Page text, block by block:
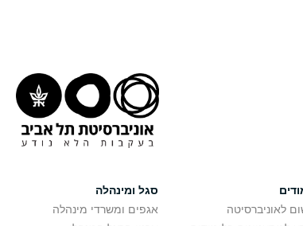
לאוניברסיטה
סגל ומינהלה
אגפים ומשרדי מינהלה